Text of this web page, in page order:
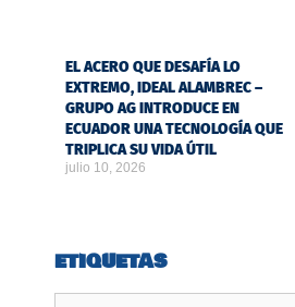
EL ACERO QUE DESAFÍA LO
EXTREMO, IDEAL ALAMBREC –
GRUPO AG INTRODUCE EN
ECUADOR UNA TECNOLOGÍA QUE
TRIPLICA SU VIDA ÚTIL
julio 10, 2026
ETIQUETAS